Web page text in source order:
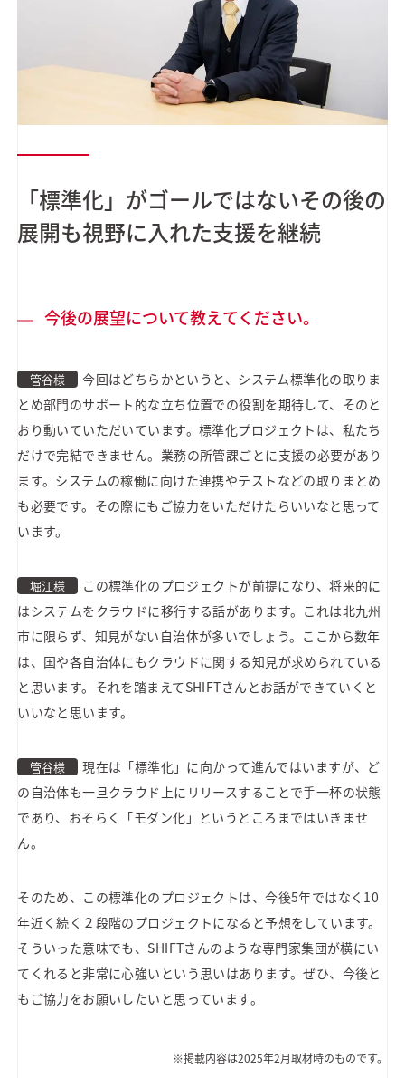
「標準化」がゴールではないその後の
展開も視野に入れた支援を継続
今後の展望について教えてください。
管谷様
今回はどちらかというと、システム標準化の取りま
とめ部門のサポート的な立ち位置での役割を期待して、そのと
おり動いていただいています。標準化プロジェクトは、私たち
だけで完結できません。業務の所管課ごとに支援の必要があり
ます。システムの稼働に向けた連携やテストなどの取りまとめ
も必要です。その際にもご協力をいただけたらいいなと思って
います。
堀江様
この標準化のプロジェクトが前提になり、将来的に
はシステムをクラウドに移行する話があります。これは北九州
市に限らず、知見がない自治体が多いでしょう。ここから数年
は、国や各自治体にもクラウドに関する知見が求められている
と思います。それを踏まえてSHIFTさんとお話ができていくと
いいなと思います。
管谷様
現在は「標準化」に向かって進んではいますが、ど
の自治体も一旦クラウド上にリリースすることで手一杯の状態
であり、おそらく「モダン化」というところまではいきませ
ん。
そのため、この標準化のプロジェクトは、今後5年ではなく10
年近く続く２段階のプロジェクトになると予想をしています。
そういった意味でも、SHIFTさんのような専門家集団が横にい
てくれると非常に心強いという思いはあります。ぜひ、今後と
もご協力をお願いしたいと思っています。
※掲載内容は2025年2月取材時のものです。